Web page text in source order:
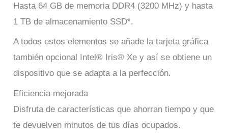
Hasta 64 GB de memoria DDR4 (3200 MHz) y hasta
1 TB de almacenamiento SSD*.
A todos estos elementos se añade la tarjeta gráfica
también opcional Intel® Iris® Xe y así se obtiene un
dispositivo que se adapta a la perfección.
Eficiencia mejorada
Disfruta de características que ahorran tiempo y que
te devuelven minutos de tus días ocupados.